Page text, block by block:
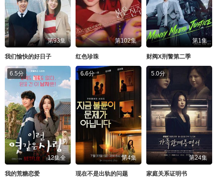
第93集
我们愉快的好日子
第102集
红色珍珠
第1集
财阀X刑警第二季
6.5分
12集全
我的荒糖恋爱
6.6分
第4集
现在不是出轨的问题
5.0分
第24集
家庭关系证明书